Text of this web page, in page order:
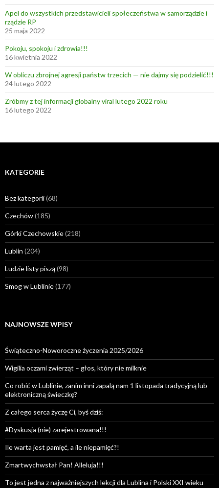
Apel do wszystkich przedstawicieli społeczeństwa w samorządzie i
rządzie RP
25 maja 2022
Pokoju, spokoju i zdrowia!!!
16 kwietnia 2022
W obliczu zbrojnej agresji państw trzecich — nie dajmy się podzielić!!!
24 lutego 2022
Zróbmy z tej informacji globalny viral lutego 2022 roku
16 lutego 2022
KATEGORIE
Bez kategorii(68)
Czechów(185)
Górki Czechowskie(218)
Lublin (204)
Ludzie listy piszą(98)
Smog w Lublinie(177)
NAJNOWSZE WPISY
Świąteczno-Noworoczne życzenia 2025/2026
Wigilia oczami zwierząt – głos, który nie milknie
Co robić w Lublinie, zanim inni zapalą nam 1 listopada tradycyjną lub
elektroniczną świeczkę?
Z całego serca życzę Ci, byś dziś:
#Dyskusja (nie) zarejestrowana!!!
Ile warta jest pamięć, a ile niepamięć?!
Zmartwychwstał Pan! Alleluja!!!
To jest jedna z najważniejszych lekcji dla Lublina i Polski XXI wieku